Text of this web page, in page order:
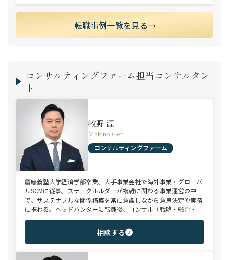
転職事例一覧を見る
コンサルティングファーム担当コンサルタン
ト
牧野 源
Makino Gen
コンサルティングファーム
慶應義塾大学経済学部卒業。大手事業会社で海外事業・グローバ
ルSCMに従事。ステークホルダーが複雑に関わる事業運営の中
で、サステナブルな関係構築を常に意識しながら意思決定や実務
に携わる。ヘッドハンターに転身後、コンサル（戦略・総合・
FAS）、総合商社、投資銀行、大手事業会社を始めとする幅広い
領域で、若手～エグゼクティブまでご支援実績多数。
相談する